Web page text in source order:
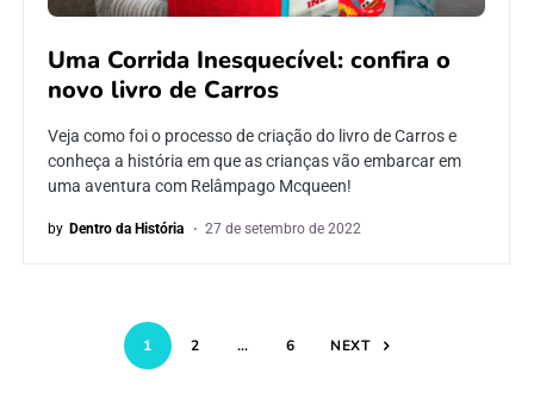
Uma Corrida Inesquecível: confira o
novo livro de Carros
Veja como foi o processo de criação do livro de Carros e
conheça a história em que as crianças vão embarcar em
uma aventura com Relâmpago Mcqueen!
by Dentro da História 27 de setembro de 2022
1 2 … 6 NEXT